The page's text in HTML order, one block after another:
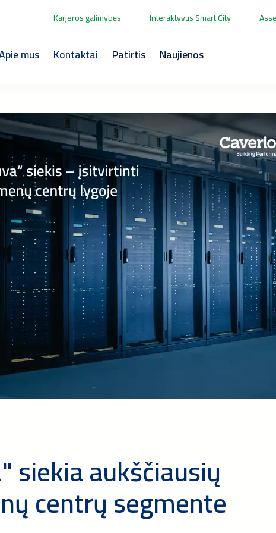
Karjeros galimybės Interaktyvus Smart City
mus Kontaktai Patirtis Naujienos
siekia aukščiausių
centrų segmente